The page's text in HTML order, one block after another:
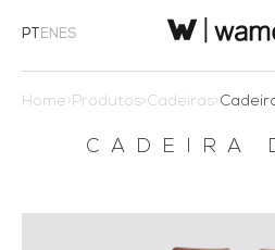
PT EN ES
Home>Produtos>Cadeiras>
CADEIRA